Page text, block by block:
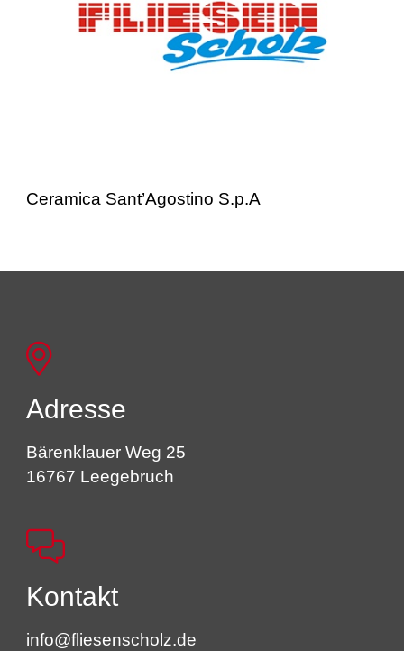
Ceramica Sant’Agostino S.p.A
Adresse
Bärenklauer Weg 25
16767 Leegebruch
Kontakt
info@fliesenscholz.de